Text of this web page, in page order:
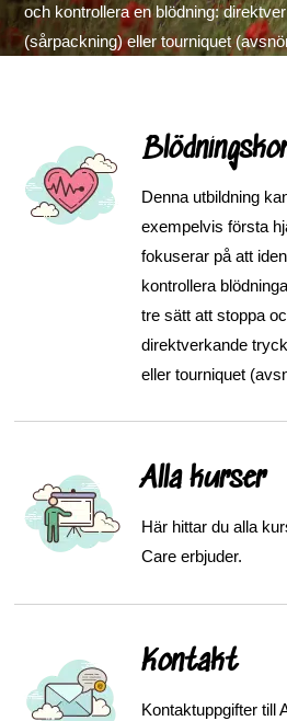
och kontrollera en blödning:
(sårpackning) eller tourniquet
Denna utbildning
exempelvis första
fokuserar på att
kontrollera
tre sätt att stoppa
direktverkande
eller tourniquet
Alla kurser
Här hittar du alla
Care erbjuder.
Kontakt
Kontaktuppgifter till